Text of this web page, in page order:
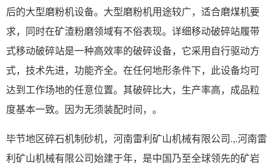
后的大型磨粉机设备。大型磨粉机用途较广，适合磨煤机要
求，同时在矿渣粉磨领域有不俗表现。详细移动破碎站履带
式移动破碎站是一种高效率的破碎设备，它采用自行驱动方
式，技术先进，功能齐全。在任何地形条件下，此设备均可
达到工作场地的任意位置。其破碎比大，生产率高，成品粒
度基本一致。因为无须装配时间，。
毕节地区碎石机制砂机，河南雷利矿山机械有限公司.,.河南雷
利矿山机械有限公司始建于年，是中国乃至全球领先的矿岩